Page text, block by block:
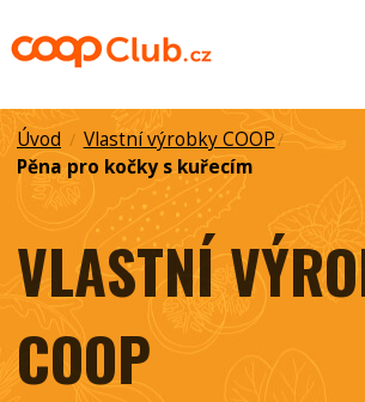
Úvod / Vlastní výrobky COOP/
Pěna pro kočky s kuřecím
VLASTNÍ
COOP